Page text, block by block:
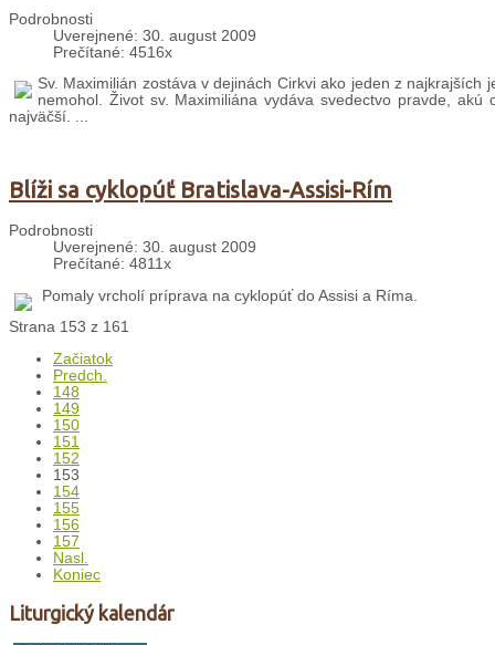
Podrobnosti
Uverejnené: 30. august 2009
Prečítané: 4516x
Sv. Maximilián zostáva v dejinách Cirkvi ako jeden z
nemohol. Život sv. Maximiliána vydáva svedectvo pravde,
najväčší. ...
Blíži sa cyklopúť Bratislava-Assisi-Rím
Podrobnosti
Uverejnené: 30. august 2009
Prečítané: 4811x
Pomaly vrcholí príprava na cyklopúť do Assisi a Ríma.
Strana 153 z 161
Začiatok
Predch.
148
149
150
151
152
153
154
155
156
157
Nasl.
Koniec
Liturgický kalendár